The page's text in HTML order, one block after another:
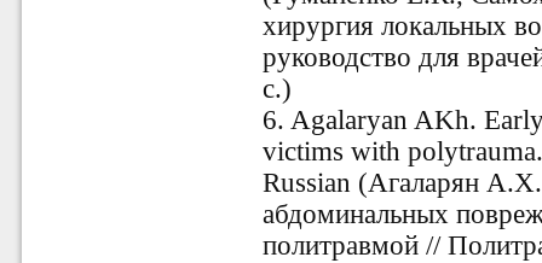
хирургия локальных
руководство для
с.)
6. Agalaryan AKh.
victims with
Russian (Агаларян
абдоминальных
политравмой //